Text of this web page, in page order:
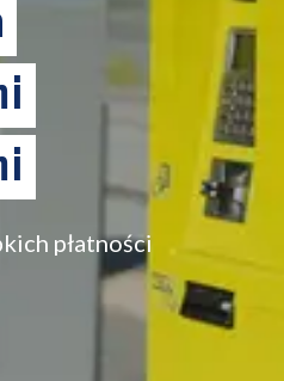
płatności